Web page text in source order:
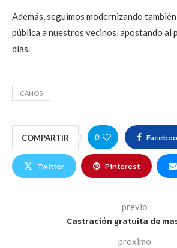
Además, seguimos modernizando
pública a nuestros vecinos, apostando al
días.
CAÑOS
COMPARTIR 0
Twitter Pinterest
previo
Castración gratuita de
proximo